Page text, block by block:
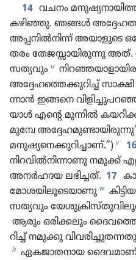
14 വചനം
കഴിഞ്ഞു. ഞങ്ങൾ
അപ്പനിൽനിന്ന്‌ അയാളു​ടെ
തരം തേജസ്സാ​യി​രു​ന്നു അത്‌.
സത്യവും u
അദ്ദേഹ​ത്തെ​ക്കു​റിച്ച്‌
ന്നാൻ ഇങ്ങനെ
യാൾ എന്റെ മുന്നിൽ
മുമ്പേ
മനുഷ്യനെക്കുറിച്ചാണ്‌.”) v 16
നിറവിൽനി​ന്നാ​ണു നമുക്ക്‌
അനർഹദയ ലഭിച്ചത്‌. 17
മോശയിലൂടെയാണു w
സത്യവും
ആരും ഒരിക്ക​ലും ദൈവത്തെ
റിച്ച്‌ നമുക്കു വിവരിച്ചുതന്നതു
b ഏകജാ​ത​നായ